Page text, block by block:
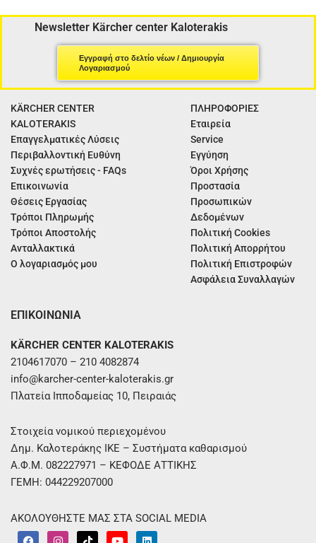
Newsletter Kärcher center Kaloterakis
Εγγραφή στο δελτίο νέων / Δημιουργία
Λογαριασμού
KÄRCHER CENTER
KALOTERAKIS
Επαγγελματικές Λύσεις
Περιβαλλοντική Ευθύνη
Συχνές ερωτήσεις - FAQs
Επικοινωνία
Θέσεις Εργασίας
Τρόποι Πληρωμής
Τρόποι Αποστολής
Ανταλλακτικά
Ο λογαριασμός μου
ΠΛΗΡΟΦΟΡΙΕΣ
Εταιρεία
Service
Εγγύηση
Όροι Χρήσης
Προστασία
Προσωπικών
Δεδομένων
Πολιτική Cookies
Πολιτική Απορρήτου
Πολιτική Επιστροφών
Ασφάλεια Συναλλαγών
ΕΠΙΚΟΙΝΩΝΙΑ
KÄRCHER CENTER KALOTERAKIS
2104617070 – 210 4082874
info@karcher-center-kaloterakis.gr
Πλατεία Ιπποδαμείας 10, Πειραιάς
Στοιχεία νομικού περιεχομένου
Δημ. Καλοτεράκης ΙΚΕ – Συστήματα καθαρισμού
Α.Φ.Μ. 082227971 – ΚΕΦΟΔΕ ΑΤΤΙΚΗΣ
ΓΕΜΗ: 044229207000
ΑΚΟΛΟΥΘΗΣΤΕ ΜΑΣ ΣΤΑ SOCIAL MEDIA
F I T Y L